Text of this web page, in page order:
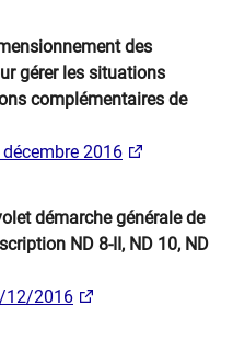
des
gérer les situations
complémentaires de
2016
démarche générale de
ND 8-II, ND 10, ND
12/2016